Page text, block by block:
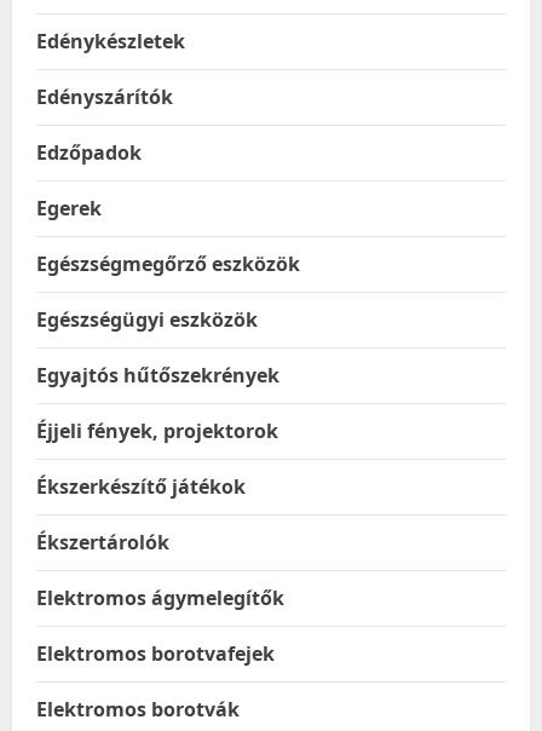
Edénykészletek
Edényszárítók
Edzőpadok
Egerek
Egészségmegőrző eszközök
Egészségügyi eszközök
Egyajtós hűtőszekrények
Éjjeli fények, projektorok
Ékszerkészítő játékok
Ékszertárolók
Elektromos ágymelegítők
Elektromos borotvafejek
Elektromos borotvák